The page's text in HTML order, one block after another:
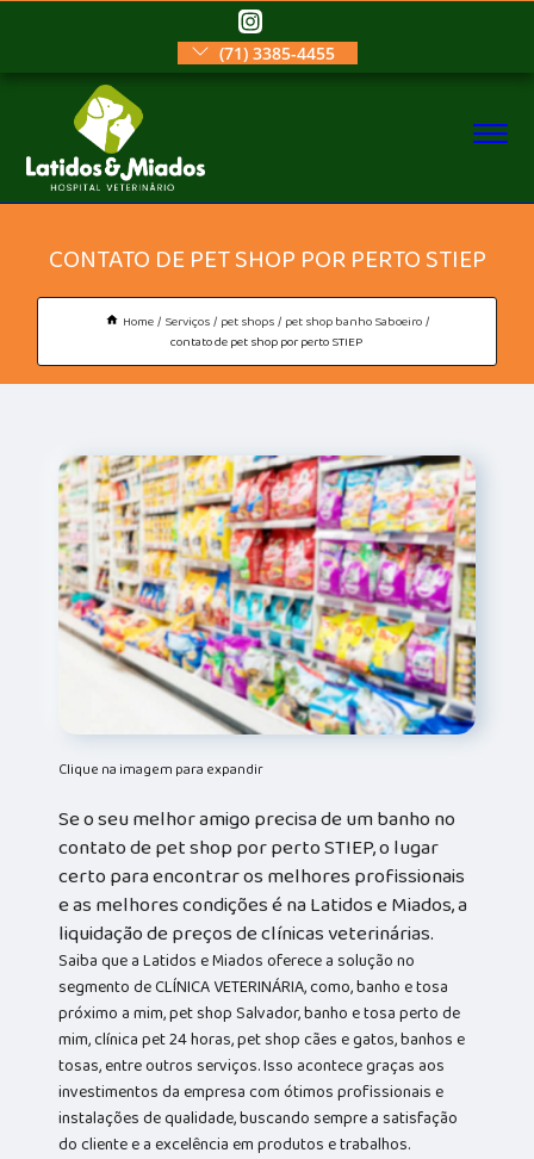
(71) 3385-4455
CONTATO DE PET SHOP POR PERTO STIEP
Home Serviços pet shops pet shop banho Saboeiro
contato de pet shop por perto STIEP
Clique na imagem para expandir
Se o seu melhor amigo precisa de um banho no
contato de pet shop por perto STIEP, o lugar
certo para encontrar os melhores profissionais
e as melhores condições é na Latidos e Miados, a
liquidação de preços de clínicas veterinárias.
Saiba que a Latidos e Miados oferece a solução no
segmento de CLÍNICA VETERINÁRIA, como, banho e tosa
próximo a mim, pet shop Salvador, banho e tosa perto de
mim, clínica pet 24 horas, pet shop cães e gatos, banhos e
tosas, entre outros serviços. Isso acontece graças aos
investimentos da empresa com ótimos profissionais e
instalações de qualidade, buscando sempre a satisfação
do cliente e a excelência em produtos e trabalhos.